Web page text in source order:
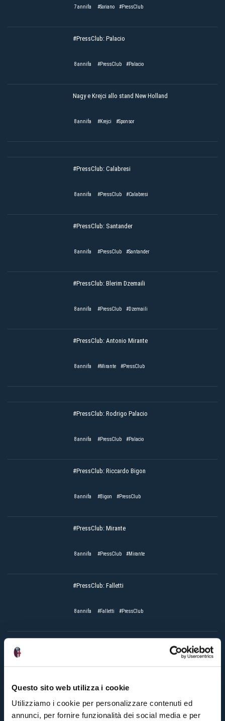
Questo sito web utilizza i cookie
Utilizziamo i cookie per personalizzare contenuti ed
annunci, per fornire funzionalità dei social media e per
7 annifa #Soriano #PressClub
#PressClub: Palacio
8 annifa #PressClub #Palacio
Nagy e Krejci allo stand New Holland
8 annifa #Krejci #Sponsor
#PressClub: Calabresi
8 annifa #PressClub #Calabresi
#PressClub: Santander
8 annifa #PressClub #Santander
#PressClub: Blerim Dzemaili
8 annifa #PressClub #Dzemaili
#PressClub: Antonio Mirante
8 annifa #Mirante #PressClub
#PressClub: Rodrigo Palacio
8 annifa #PressClub #Palacio
#PressClub: Riccardo Bigon
8 annifa #Bigon #PressClub
#PressClub: Mirante
8 annifa #PressClub #Mirante
#PressClub: Falletti
8 annifa #Falletti #PressClub
8 annifa #PressClub
#PressClub: Verdi